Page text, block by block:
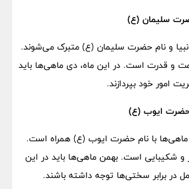
سلیمان (ع)
و نام حضرت سلیمان (ع) متبرک می‌شوند.
و قدرت است. در این ماه، دی ماهی‌ها باید
امور خود بپردازند.
حضرت ایوب (ع)
ماهی‌ها با نام حضرت ایوب (ع) همراه است.
و شکیبایی است. بهمن ماهی‌ها باید در این
در برابر سختی‌ها توجه داشته باشند.